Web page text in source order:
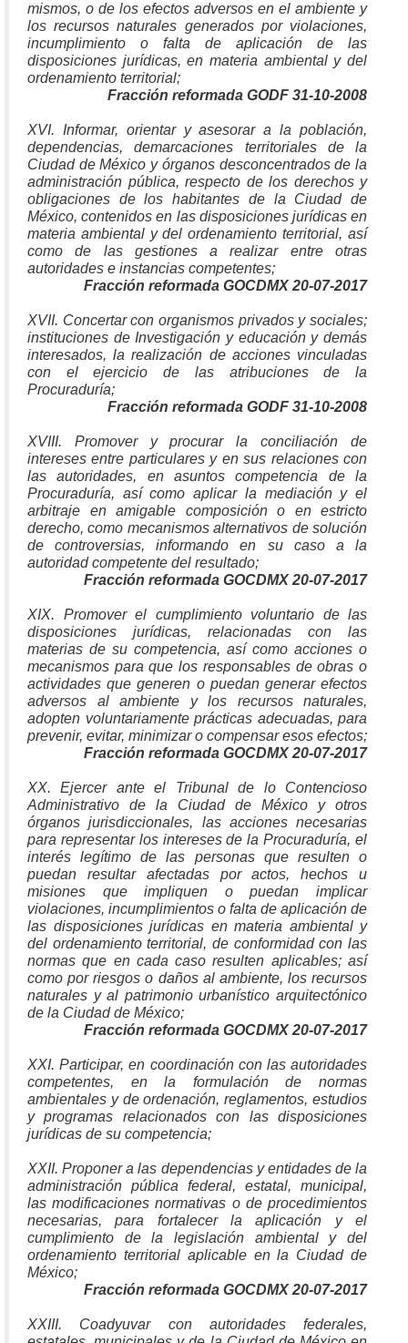
mismos, o de los efectos adversos en el ambiente y
los recursos naturales generados por violaciones,
incumplimiento o falta de aplicación de las
disposiciones jurídicas, en materia ambiental y del
ordenamiento territorial;
Fracción reformada GODF 31-10-2008
XVI. Informar, orientar y asesorar a la población,
dependencias, demarcaciones territoriales de la
Ciudad de México y órganos desconcentrados de la
administración pública, respecto de los derechos y
obligaciones de los habitantes de la Ciudad de
México, contenidos en las disposiciones jurídicas en
materia ambiental y del ordenamiento territorial, así
como de las gestiones a realizar entre otras
autoridades e instancias competentes;
Fracción reformada GOCDMX 20-07-2017
XVII. Concertar con organismos privados y sociales;
instituciones de Investigación y educación y demás
interesados, la realización de acciones vinculadas
con el ejercicio de las atribuciones de la
Procuraduría;
Fracción reformada GODF 31-10-2008
XVIII. Promover y procurar la conciliación de
intereses entre particulares y en sus relaciones con
las autoridades, en asuntos competencia de la
Procuraduría, así como aplicar la mediación y el
arbitraje en amigable composición o en estricto
derecho, como mecanismos alternativos de solución
de controversias, informando en su caso a la
autoridad competente del resultado;
Fracción reformada GOCDMX 20-07-2017
XIX. Promover el cumplimiento voluntario de las
disposiciones jurídicas, relacionadas con las
materias de su competencia, así como acciones o
mecanismos para que los responsables de obras o
actividades que generen o puedan generar efectos
adversos al ambiente y los recursos naturales,
adopten voluntariamente prácticas adecuadas, para
prevenir, evitar, minimizar o compensar esos efectos;
Fracción reformada GOCDMX 20-07-2017
XX. Ejercer ante el Tribunal de lo Contencioso
Administrativo de la Ciudad de México y otros
órganos jurisdiccionales, las acciones necesarias
para representar los intereses de la Procuraduría, el
interés legítimo de las personas que resulten o
puedan resultar afectadas por actos, hechos u
misiones que impliquen o puedan implicar
violaciones, incumplimientos o falta de aplicación de
las disposiciones jurídicas en materia ambiental y
del ordenamiento territorial, de conformidad con las
normas que en cada caso resulten aplicables; así
como por riesgos o daños al ambiente, los recursos
naturales y al patrimonio urbanístico arquitectónico
de la Ciudad de México;
Fracción reformada GOCDMX 20-07-2017
XXI. Participar, en coordinación con las autoridades
competentes, en la formulación de normas
ambientales y de ordenación, reglamentos, estudios
y programas relacionados con las disposiciones
jurídicas de su competencia;
XXII. Proponer a las dependencias y entidades de la
administración pública federal, estatal, municipal,
las modificaciones normativas o de procedimientos
necesarias, para fortalecer la aplicación y el
cumplimiento de la legislación ambiental y del
ordenamiento territorial aplicable en la Ciudad de
México;
Fracción reformada GOCDMX 20-07-2017
XXIII. Coadyuvar con autoridades federales,